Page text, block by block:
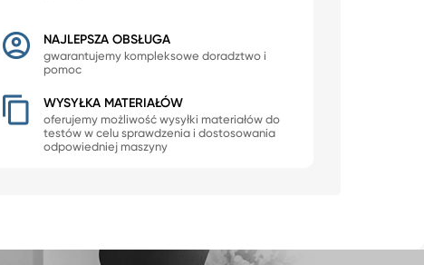
NAJLEPSZA OBSŁUGA
gwarantujemy kompleksowe doradztwo i
pomoc
WYSYŁKA MATERIAŁÓW
oferujemy możliwość wysyłki materiałów do
testów w celu sprawdzenia i dostosowania
odpowiedniej maszyny